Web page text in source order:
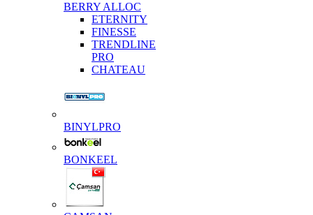
BERRY ALLOC
ETERNITY
FINESSE
TRENDLINE
PRO
CHATEAU
BINYLPRO
BONKEEL